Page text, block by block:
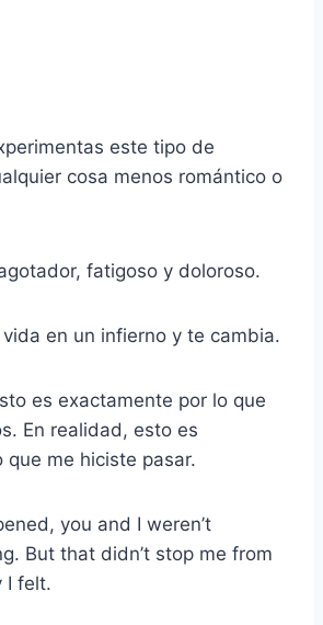
este tipo de
cosa menos romántico o
fatigoso y doloroso.
en un infierno y te cambia.
es exactamente por lo que
En realidad, esto es
que me hiciste pasar.
you and I weren’t
But that didn’t stop me from
I felt.